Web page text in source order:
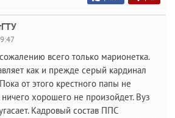
всего только марионетка.
как и прежде серый кардинал
от этого крестного папы не
ничего хорошего не произойдет. Вуз
Кадровый состав ППС